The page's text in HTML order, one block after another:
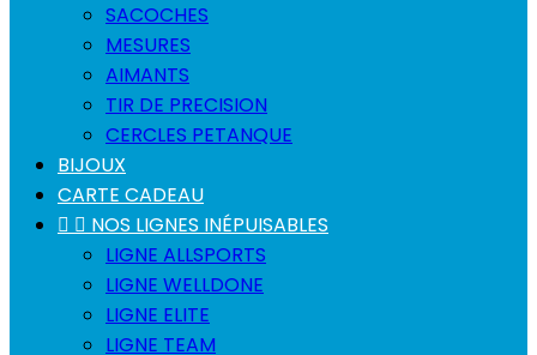
SACOCHES
MESURES
AIMANTS
TIR DE PRECISION
CERCLES PETANQUE
BIJOUX
CARTE CADEAU
  NOS LIGNES INÉPUISABLES
LIGNE ALLSPORTS
LIGNE WELLDONE
LIGNE ELITE
LIGNE TEAM